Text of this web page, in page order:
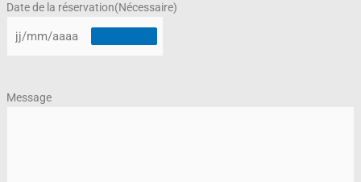
Date de la réservation(Nécessaire)
Message